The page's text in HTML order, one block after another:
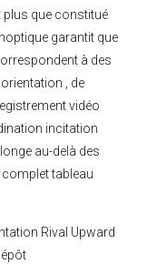
plus que constitué
garantit que
à des
, de
vidéo
incitation
au-delà des
tableau
Rival Upward